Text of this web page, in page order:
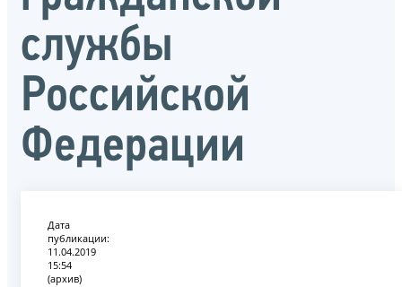
службы
Российской
Федерации
Дата
публикации:
11.04.2019
15:54
(архив)